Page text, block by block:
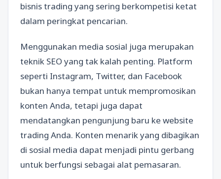
bisnis trading yang sering berkompetisi ketat
dalam peringkat pencarian.
Menggunakan media sosial juga merupakan
teknik SEO yang tak kalah penting. Platform
seperti Instagram, Twitter, dan Facebook
bukan hanya tempat untuk mempromosikan
konten Anda, tetapi juga dapat
mendatangkan pengunjung baru ke website
trading Anda. Konten menarik yang dibagikan
di sosial media dapat menjadi pintu gerbang
untuk berfungsi sebagai alat pemasaran.